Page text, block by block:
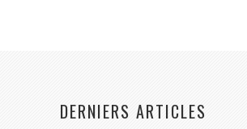
DERNIERS ARTICLES